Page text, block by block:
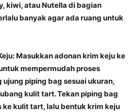
kiwi, atau Nutella di bagian
banyak agar ada ruang untuk
: Masukkan adonan krim keju ke
mempermudah proses
ujung piping bag sesuai ukuran,
kulit tart. Tekan piping bag
ke kulit tart, lalu bentuk krim keju